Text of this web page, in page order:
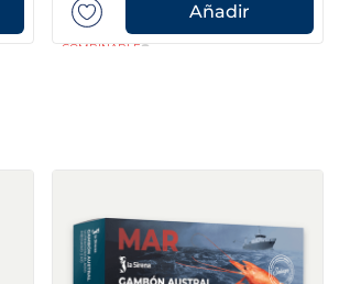
COMBINABLE
Añadir